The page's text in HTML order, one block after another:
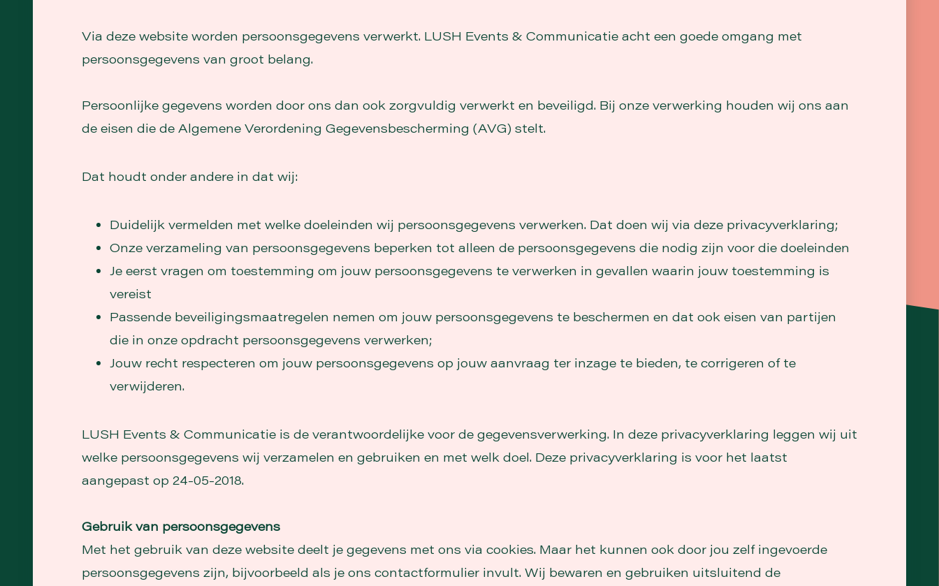
Via deze website worden persoonsgegevens verwerkt. LUSH Events & Communicatie acht een goede omgang met
persoonsgegevens van groot belang.
Persoonlijke gegevens worden door ons dan ook zorgvuldig verwerkt en beveiligd. Bij onze verwerking houden wij ons aan
de eisen die de Algemene Verordening Gegevensbescherming (AVG) stelt.
Dat houdt onder andere in dat wij:
Duidelijk vermelden met welke doeleinden wij persoonsgegevens verwerken. Dat doen wij via deze privacyverklaring;
Onze verzameling van persoonsgegevens beperken tot alleen de persoonsgegevens die nodig zijn voor die doeleinden
Je eerst vragen om toestemming om jouw persoonsgegevens te verwerken in gevallen waarin jouw toestemming is
vereist
Passende beveiligingsmaatregelen nemen om jouw persoonsgegevens te beschermen en dat ook eisen van partijen
die in onze opdracht persoonsgegevens verwerken;
Jouw recht respecteren om jouw persoonsgegevens op jouw aanvraag ter inzage te bieden, te corrigeren of te
verwijderen.
LUSH Events & Communicatie is de verantwoordelijke voor de gegevensverwerking. In deze privacyverklaring leggen wij uit
welke persoonsgegevens wij verzamelen en gebruiken en met welk doel. Deze privacyverklaring is voor het laatst
aangepast op 24-05-2018.
Gebruik van persoonsgegevens
Met het gebruik van deze website deelt je gegevens met ons via cookies. Maar het kunnen ook door jou zelf ingevoerde
persoonsgegevens zijn, bijvoorbeeld als je ons contactformulier invult. Wij bewaren en gebruiken uitsluitend de